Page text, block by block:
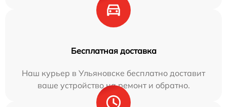
Бесплатная доставка
Наш курьер в Ульяновске бесплатно доставит
ваше устройство на ремонт и обратно.